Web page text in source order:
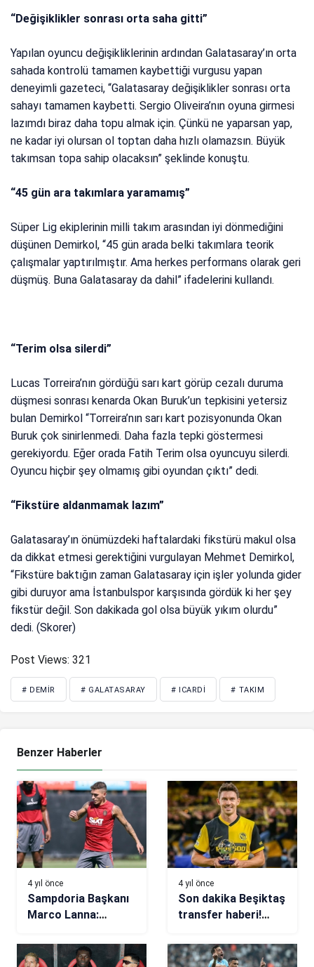
“Değişiklikler sonrası orta saha gitti”
Yapılan oyuncu değişikliklerinin ardından Galatasaray’ın orta
sahada kontrolü tamamen kaybettiği vurgusu yapan
deneyimli gazeteci, “Galatasaray değişiklikler sonrası orta
sahayı tamamen kaybetti. Sergio Oliveira’nın oyuna girmesi
lazımdı biraz daha topu almak için. Çünkü ne yaparsan yap,
ne kadar iyi olursan ol toptan daha hızlı olamazsın. Büyük
takımsan topa sahip olacaksın” şeklinde konuştu.
“45 gün ara takımlara yaramamış”
Süper Lig ekiplerinin milli takım arasından iyi dönmediğini
düşünen Demirkol, “45 gün arada belki takımlara teorik
çalışmalar yaptırılmıştır. Ama herkes performans olarak geri
düşmüş. Buna Galatasaray da dahil” ifadelerini kullandı.
“Terim olsa silerdi”
Lucas Torreira’nın gördüğü sarı kart görüp cezalı duruma
düşmesi sonrası kenarda Okan Buruk’un tepkisini yetersiz
bulan Demirkol “Torreira’nın sarı kart pozisyonunda Okan
Buruk çok sinirlenmedi. Daha fazla tepki göstermesi
gerekiyordu. Eğer orada Fatih Terim olsa oyuncuyu silerdi.
Oyuncu hiçbir şey olmamış gibi oyundan çıktı” dedi.
“Fikstüre aldanmamak lazım”
Galatasaray’ın önümüzdeki haftalardaki fikstürü makul olsa
da dikkat etmesi gerektiğini vurgulayan Mehmet Demirkol,
“Fikstüre baktığın zaman Galatasaray için işler yolunda gider
gibi duruyor ama İstanbulspor karşısında gördük ki her şey
fikstür değil. Son dakikada gol olsa büyük yıkım olurdu”
dedi. (Skorer)
Post Views: 321
# DEMIR # GALATASARAY # ICARDI # TAKIM
Benzer Haberler
4 yıl önce
Sampdoria Başkanı
Marco Lanna:
Galatasaray’ın
teklifine çıkamadık
4 yıl önce
Son dakika Beşiktaş
transfer haberi!
Fassnact açıklaması